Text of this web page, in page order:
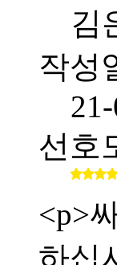
김
작성
선호
<p>
하십